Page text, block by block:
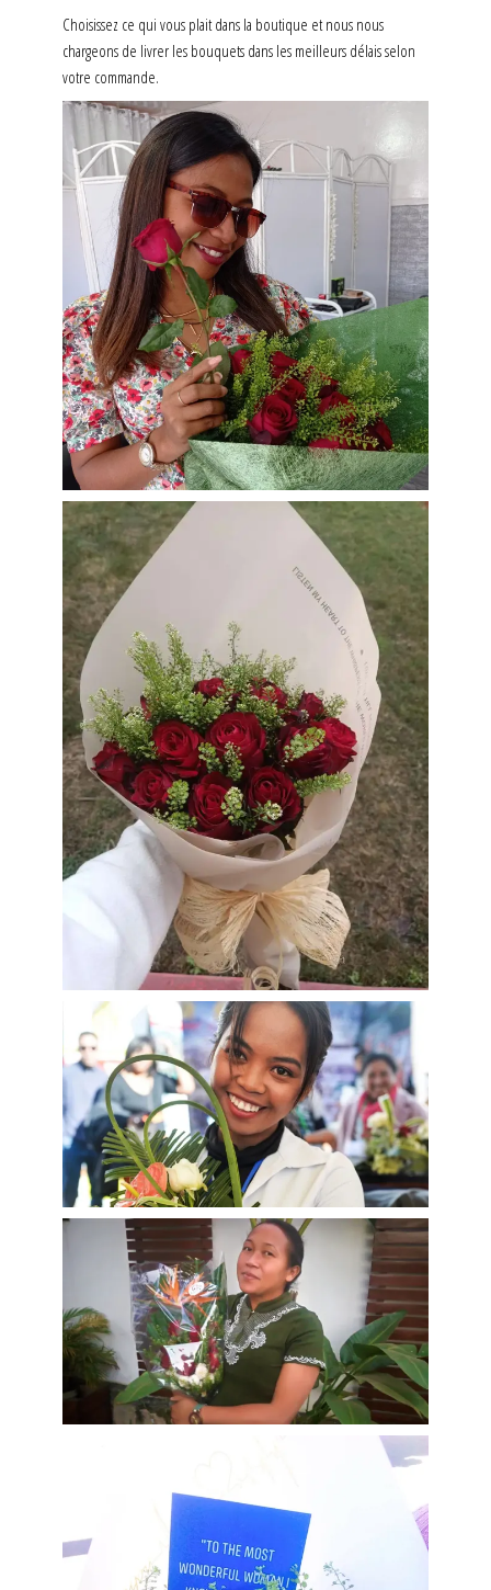
Choisissez ce qui vous plait dans la boutique et nous nous
chargeons de livrer les bouquets dans les meilleurs délais selon
votre commande.